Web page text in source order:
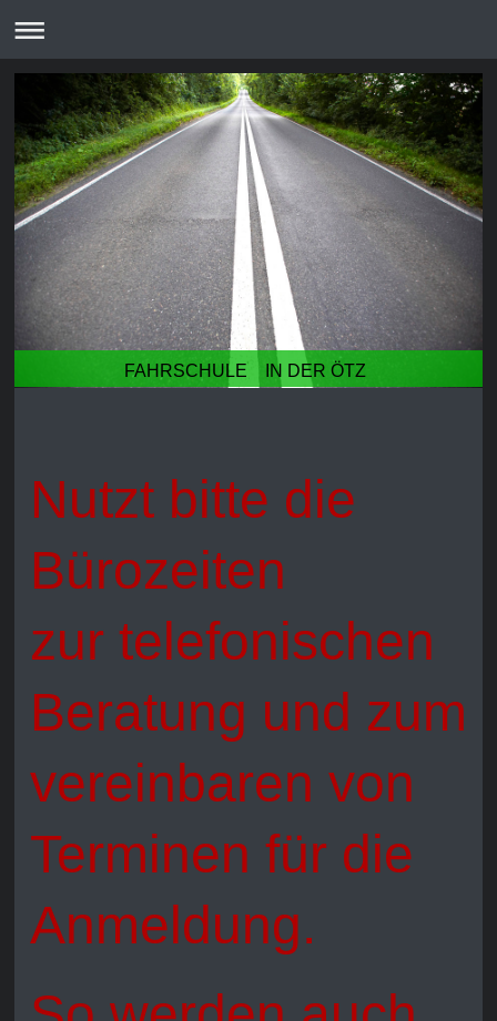
FAHRSCHULE IN DER ÖTZ
Nutzt bitte die
Bürozeiten
zur telefonischen
Beratung und zum
vereinbaren von
Terminen für die
Anmeldung.